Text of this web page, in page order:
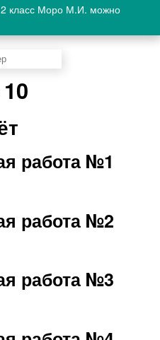
2 класс Моро М.И. можно
работа №1
работа №2
работа №3